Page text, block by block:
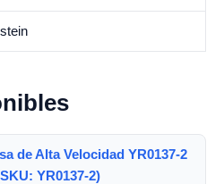
de Alta Velocidad YR0137-2
YR0137-2)